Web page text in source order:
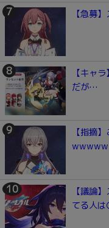
【急募
【キャ
だが…
【指摘
wwwww
【議論
てる人